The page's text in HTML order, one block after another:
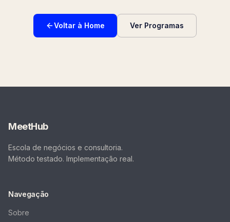
Voltar à Home Ver Programas
MeetHub
Escola de negócios e consultoria.
Método testado. Implementação real.
Navegação
Sobre